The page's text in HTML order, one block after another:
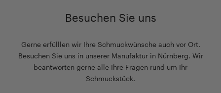
Besuchen Sie uns
Gerne erfülllen wir Ihre Schmuckwünsche auch vor Ort.
Besuchen Sie uns in unserer Manufaktur in Nürnberg. Wir
beantworten gerne alle Ihre Fragen rund um Ihr
Schmuckstück.